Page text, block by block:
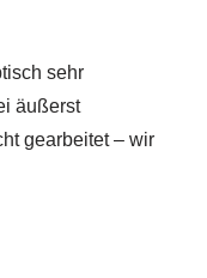
sehr
äußerst
gearbeitet – wir